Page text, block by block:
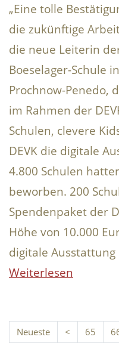
„Eine tolle
die zukünftige
die neue Leiterin
Boeselager-Schule
Prochnow-Penedo,
im Rahmen der
Schulen, clevere
DEVK die digitale
4.800 Schulen
beworben. 200
Spendenpaket der
Höhe von 10.000
digitale Ausstattung
Weiterlesen
Neueste < 65